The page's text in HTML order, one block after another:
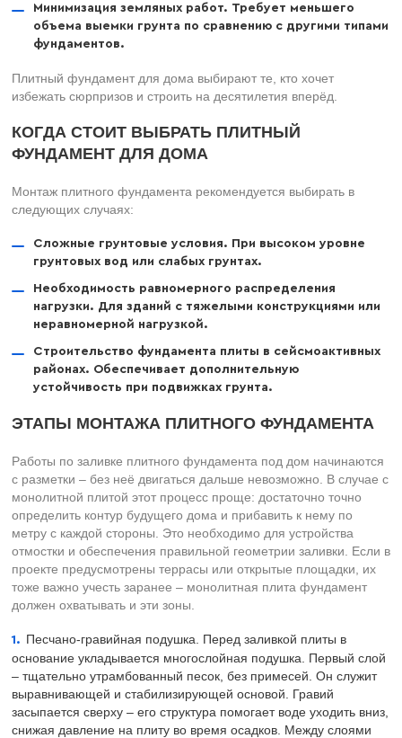
Минимизация земляных работ. Требует меньшего
объема выемки грунта по сравнению с другими типами
фундаментов.
Плитный фундамент для дома выбирают те, кто хочет
избежать сюрпризов и строить на десятилетия вперёд.
КОГДА СТОИТ ВЫБРАТЬ ПЛИТНЫЙ
ФУНДАМЕНТ ДЛЯ ДОМА
Монтаж плитного фундамента рекомендуется выбирать в
следующих случаях:​
Сложные грунтовые условия. При высоком уровне
грунтовых вод или слабых грунтах.​
Необходимость равномерного распределения
нагрузки. Для зданий с тяжелыми конструкциями или
неравномерной нагрузкой.​
Строительство фундамента плиты в сейсмоактивных
районах. Обеспечивает дополнительную
устойчивость при подвижках грунта.
ЭТАПЫ МОНТАЖА ПЛИТНОГО ФУНДАМЕНТА
Работы по заливке плитного фундамента под дом начинаются
с разметки – без неё двигаться дальше невозможно. В случае с
монолитной плитой этот процесс проще: достаточно точно
определить контур будущего дома и прибавить к нему по
метру с каждой стороны. Это необходимо для устройства
отмостки и обеспечения правильной геометрии заливки. Если в
проекте предусмотрены террасы или открытые площадки, их
тоже важно учесть заранее – монолитная плита фундамент
должен охватывать и эти зоны.
Песчано-гравийная подушка. Перед заливкой плиты в
основание укладывается многослойная подушка. Первый слой
– тщательно утрамбованный песок, без примесей. Он служит
выравнивающей и стабилизирующей основой. Гравий
засыпается сверху – его структура помогает воде уходить вниз,
снижая давление на плиту во время осадков. Между слоями